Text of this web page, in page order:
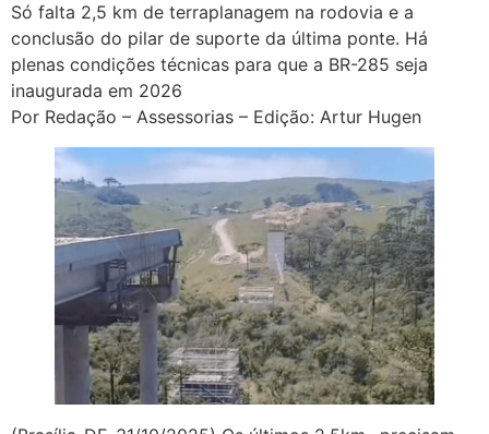
Só falta 2,5 km de terraplanagem na rodovia e a
conclusão do pilar de suporte da última ponte. Há
plenas condições técnicas para que a BR-285 seja
inaugurada em 2026
Por Redação – Assessorias – Edição: Artur Hugen